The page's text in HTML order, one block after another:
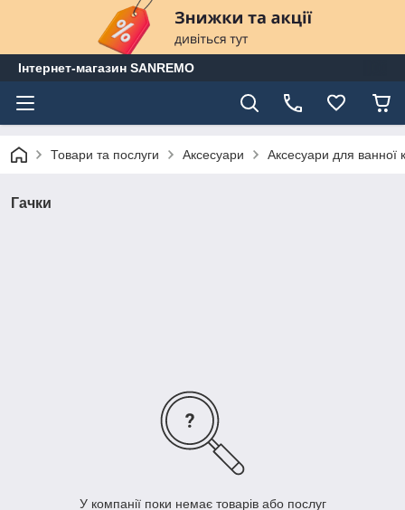
Інтернет-магазин SANREMO
Товари та послуги Аксесуари Аксесуари для ванної
Гачки
У компанії поки немає товарів або послуг